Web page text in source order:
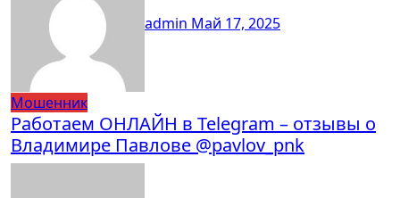
admin Май 17, 2025
Мошенник
Работаем ОНЛАЙН в Telegram – отзывы о
Владимире Павлове @pavlov_pnk